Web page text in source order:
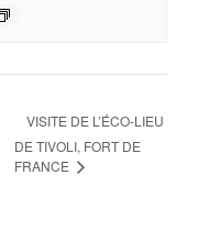
VISITE DE L’ÉCO-LIEU
DE TIVOLI, FORT DE
FRANCE